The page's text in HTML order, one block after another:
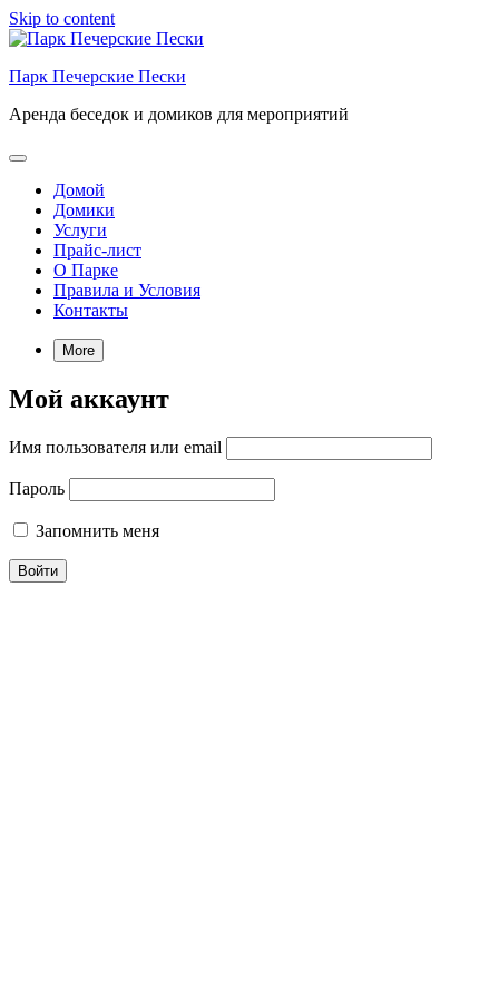
Skip to content
Парк Печерские Пески
Аренда беседок и домиков для мероприятий
Домой
Домики
Услуги
Прайс-лист
О Парке
Правила и Условия
Контакты
More
Мой аккаунт
Имя пользователя или email
Пароль
Запомнить меня